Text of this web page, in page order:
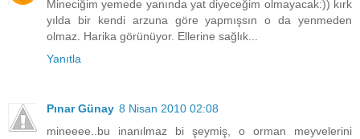
Mineciğim yemede yanında yat diyeceğim olmayacak:)) kırk
yılda bir kendi arzuna göre yapmışsın o da yenmeden
olmaz. Harika görünüyor. Ellerine sağlık...
Yanıtla
Pınar Günay 8 Nisan 2010 02:08
mineeee..bu inanılmaz bi şeymiş, o orman meyvelerini